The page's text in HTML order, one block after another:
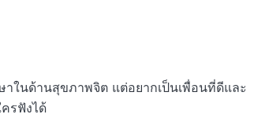
ในด้านสุขภาพจิต แต่อยากเป็นเพื่อนที่ดีและ
รฟังได้